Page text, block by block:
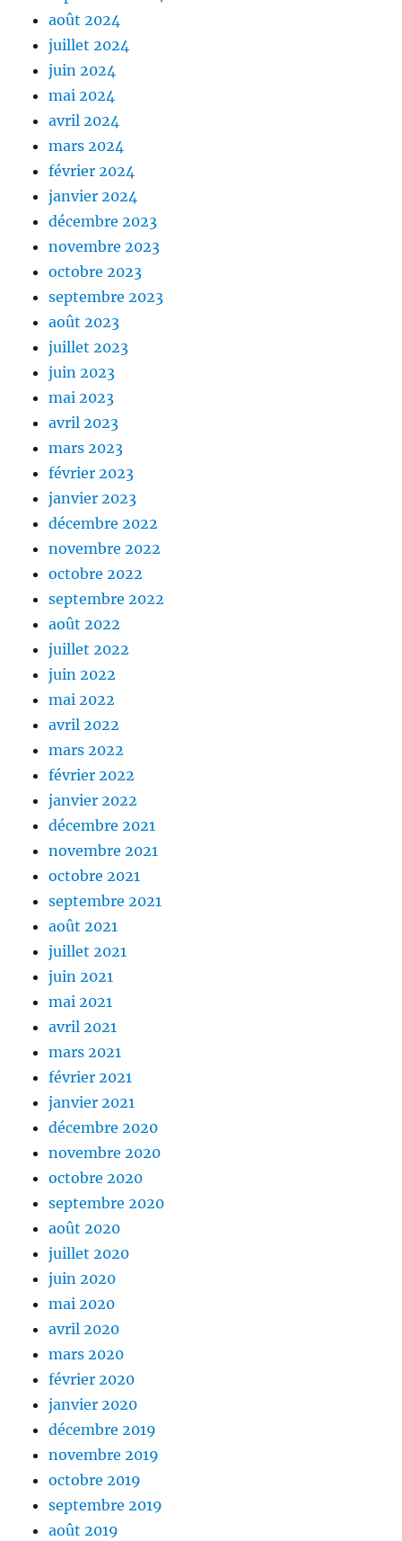
août 2024
juillet 2024
juin 2024
mai 2024
avril 2024
mars 2024
février 2024
janvier 2024
décembre 2023
novembre 2023
octobre 2023
septembre 2023
août 2023
juillet 2023
juin 2023
mai 2023
avril 2023
mars 2023
février 2023
janvier 2023
décembre 2022
novembre 2022
octobre 2022
septembre 2022
août 2022
juillet 2022
juin 2022
mai 2022
avril 2022
mars 2022
février 2022
janvier 2022
décembre 2021
novembre 2021
octobre 2021
septembre 2021
août 2021
juillet 2021
juin 2021
mai 2021
avril 2021
mars 2021
février 2021
janvier 2021
décembre 2020
novembre 2020
octobre 2020
septembre 2020
août 2020
juillet 2020
juin 2020
mai 2020
avril 2020
mars 2020
février 2020
janvier 2020
décembre 2019
novembre 2019
octobre 2019
septembre 2019
août 2019